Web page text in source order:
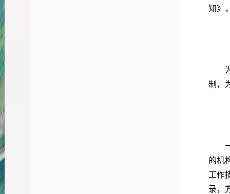
知》
为
制，
一
的机
工作
录，